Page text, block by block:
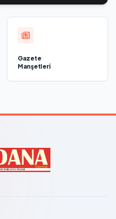
Gazete
Manşetleri